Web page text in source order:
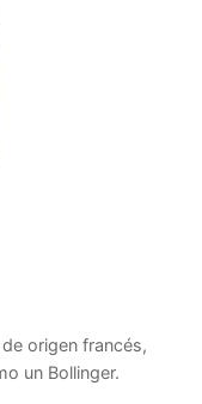
de origen francés,
un Bollinger.